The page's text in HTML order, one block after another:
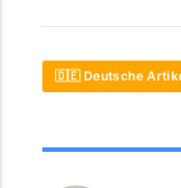
🇩🇪 Deutsche